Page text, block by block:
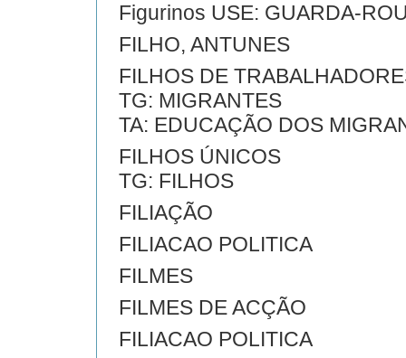
Figurinos USE: GUARDA-
FILHO, ANTUNES
FILHOS DE
TG: MIGRANTES
TA: EDUCAÇÃO DOS
FILHOS ÚNICOS
TG: FILHOS
FILIAÇÃO
FILIACAO POLITICA
FILMES
FILMES DE ACÇÃO
FILIACAO POLITICA